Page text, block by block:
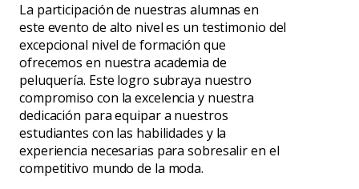
La participación de nuestras alumnas en
este evento de alto nivel es un testimonio del
excepcional nivel de formación que
ofrecemos en nuestra academia de
peluquería. Este logro subraya nuestro
compromiso con la excelencia y nuestra
dedicación para equipar a nuestros
estudiantes con las habilidades y la
experiencia necesarias para sobresalir en el
competitivo mundo de la moda.